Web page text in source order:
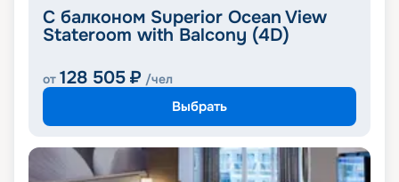
С балконом Superior Ocean View
Stateroom with Balcony (4D)
от 128 505 ₽ /чел
Выбрать